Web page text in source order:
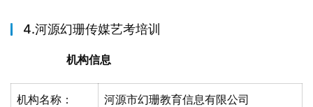
4.河源幻珊传媒艺考培训
机构信息
机构名称： 河源市幻珊教育信息有限公司